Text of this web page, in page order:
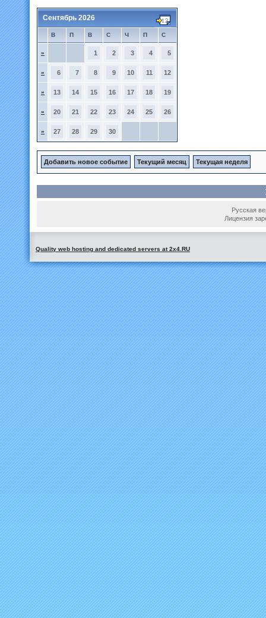
Сентябрь 2026
В П В С Ч П С
» 1 2 3 4 5
» 6 7 8 9 10 11 12
» 13 14 15 16 17 18 19
» 20 21 22 23 24 25 26
» 27 28 29 30
Добавить новое событие Текущий месяц Текущая неделя
Русская
Лицензия
Quality web hosting and dedicated servers at 2x4.RU